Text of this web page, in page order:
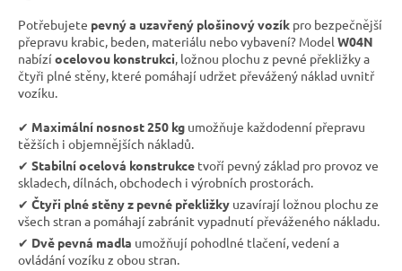
Potřebujete pevný a uzavřený plošinový vozík pro bezpečnější
přepravu krabic, beden, materiálu nebo vybavení? Model W04N
nabízí ocelovou konstrukci, ložnou plochu z pevné překližky a
čtyři plné stěny, které pomáhají udržet převážený náklad uvnitř
vozíku.
✔︎ Maximální nosnost 250 kg umožňuje každodenní přepravu
těžších i objemnějších nákladů.
✔︎ Stabilní ocelová konstrukce tvoří pevný základ pro provoz ve
skladech, dílnách, obchodech i výrobních prostorách.
✔︎ Čtyři plné stěny z pevné překližky uzavírají ložnou plochu ze
všech stran a pomáhají zabránit vypadnutí převáženého nákladu.
✔︎ Dvě pevná madla umožňují pohodlné tlačení, vedení a
ovládání vozíku z obou stran.